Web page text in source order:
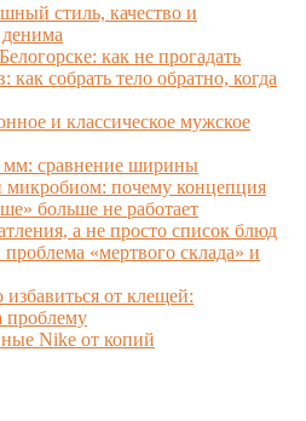
стиль, качество и
как не прогадать
как собрать тело обратно, когда
и классическое мужское
сравнение ширины
почему концепция
больше не работает
а не просто список блюд
«мертвого склада» и
от клещей:
проблему
Nike от копий